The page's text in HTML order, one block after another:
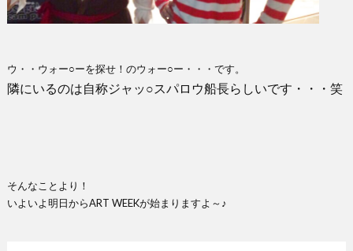
ウ・・ウォー○ーを探せ！のウォー○ー・・・です。
隣にいるのは自称ジャッ○スパロウ船長らしいです・・・笑
そんなことより！
いよいよ明日からART WEEKが始まりますよ～♪